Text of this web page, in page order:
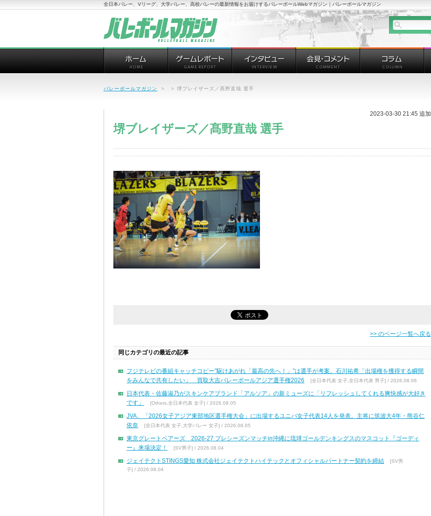
全日本バレー、Vリーグ、大学バレー、高校バレーの最新情報をお届けするバレーボールWebマガジン｜バレーボールマガジン
バレーボールマガジン > > 堺ブレイザーズ／髙野直哉 選手
2023-03-30 21:45 追加
堺ブレイザーズ／髙野直哉 選手
>> のページ一覧へ戻る
同じカテゴリの最近の記事
フジテレビの番組キャッチコピー”駆けあがれ「最高の先へ！」”は選手が考案。石川祐希「出場権を獲得する瞬間
をみんなで共有したい」 買取大吉バレーボールアジア選手権2026
[全日本代表 女子,全日本代表 男子] / 2026.08.06
日本代表・佐藤淑乃がスキンケアブランド「アルソア」の新ミューズに「リフレッシュしてくれる爽快感が大好き
です」
[Others,全日本代表 女子] / 2026.08.05
JVA、「2026女子アジア東部地区選手権大会」に出場するユニバ女子代表14人を発表。主将に筑波大4年・熊谷仁
依奈
[全日本代表 女子,大学バレー 女子] / 2026.08.05
東京グレートベアーズ 2026-27 プレシーズンマッチin沖縄に琉球ゴールデンキングスのマスコット『ゴーディ
ー』来場決定！
[SV男子] / 2026.08.04
ジェイテクトSTINGS愛知 株式会社ジェイテクトハイテックとオフィシャルパートナー契約を締結 [SV男
子] / 2026.08.04